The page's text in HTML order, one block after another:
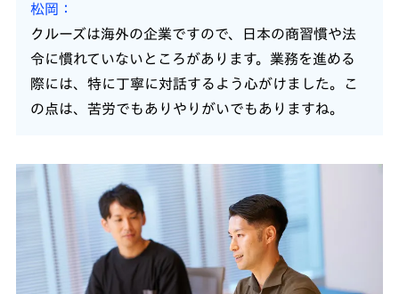
松岡
クルーズは海外の企業ですので、日本の商習慣や法
令に慣れていないところがあります。業務を進める
際には、特に丁寧に対話するよう心がけました。こ
の点は、苦労でもありやりがいでもありますね。